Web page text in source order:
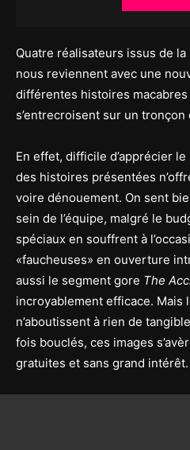
Quatre réalisateurs issus de
nous reviennent avec une
différentes histoires
s’entrecroisent sur un tronçon
En effet, difficile d’apprécier
des histoires présentées
voire dénouement. On sent
sein de l’équipe, malgré le
spéciaux en souffrent à
«faucheuses» en ouverture
aussi le segment gore The
incroyablement efficace. Mais
n’aboutissent à rien de
fois bouclés, ces images
gratuites et sans grand intérêt.